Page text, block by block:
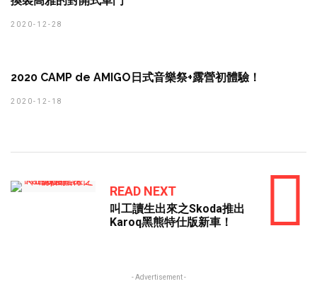
2020-12-28
2020 CAMP de AMIGO日式音樂祭+露營初體驗！
2020-12-18
READ NEXT
叫工讀生出來之Skoda推出
Karoq黑熊特仕版新車！
- Advertisement -